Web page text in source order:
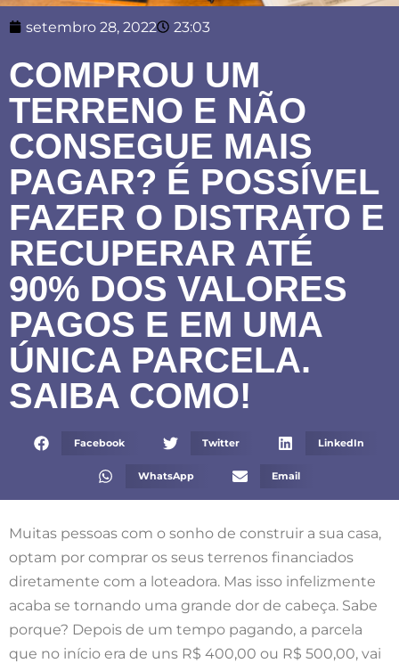
setembro 28, 2022 23:03
COMPROU UM
TERRENO E NÃO
CONSEGUE MAIS
PAGAR? É POSSÍVEL
FAZER O DISTRATO E
RECUPERAR ATÉ
90% DOS VALORES
PAGOS E EM UMA
ÚNICA PARCELA.
SAIBA COMO!
Facebook Twitter LinkedIn
WhatsApp Email
Muitas pessoas com o sonho de construir a sua casa,
optam por comprar os seus terrenos financiados
diretamente com a loteadora. Mas isso infelizmente
acaba se tornando uma grande dor de cabeça. Sabe
porque? Depois de um tempo pagando, a parcela
que no início era de uns R$ 400,00 ou R$ 500,00, vai